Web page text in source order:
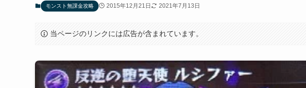
モンスト無課金攻略 2015年12月21日 2021年7月13日
当ページのリンクには広告が含まれています。